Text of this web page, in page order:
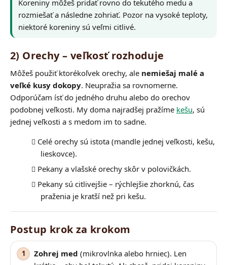
Koreniny môžeš pridať rovno do tekutého medu a
rozmiešať a následne zohriať. Pozor na vysoké teploty,
niektoré koreniny sú veľmi citlivé.
2) Orechy – veľkosť rozhoduje
Môžeš použiť ktorékoľvek orechy, ale nemiešaj malé a
veľké kusy dokopy. Neupražia sa rovnomerne.
Odporúčam ísť do jedného druhu alebo do orechov
podobnej veľkosti. My doma najradšej pražíme kešu, sú
jednej veľkosti a s medom im to sadne.
Celé orechy sú istota (mandle jednej veľkosti, kešu,
lieskovce).
Pekany a vlašské orechy skôr v polovičkách.
Pekany sú citlivejšie – rýchlejšie zhorknú, čas
praženia je kratší než pri kešu.
Postup krok za krokom
Zohrej med (mikrovlnka alebo hrniec). Len